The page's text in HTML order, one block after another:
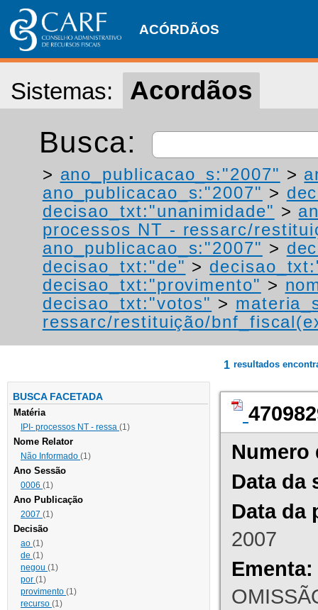
ACÓRDÃOS
Sistemas: Acordãos
Busca:
> ano_publicacao_s:"2007" >
ano_publicacao_s:"2007" >
decisao_txt:"unanimidade" >
processos NT - ressarc/
ano_publicacao_s:"2007" >
decisao_txt:"de" >
decisao_txt:"provimento" >
decisao_txt:"votos" >
ressarc/restituição/
BUSCA FACETADA
Matéria
IPI- processos NT - ressa (1)
Nome Relator
Não Informado (1)
Ano Sessão
0006 (1)
Ano Publicação
2007 (1)
Decisão
ao (1)
de (1)
negou (1)
por (1)
provimento (1)
recurso (1)
1 resultados
Numero
Data da
Data da
2007
Ementa: